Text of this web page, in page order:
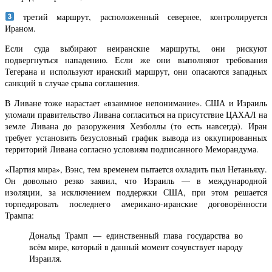
третий маршрут, расположенный севернее, контролируется
Ираном.
Если суда выбирают неиранские маршруты, они рискуют
подвергнуться нападению. Если же они выполняют требования
Тегерана и используют иранский маршрут, они опасаются западных
санкций в случае срыва соглашения.
В Ливане тоже нарастает «взаимное непонимание». США и Израиль
уломали правительство Ливана согласиться на присутствие ЦАХАЛ на
земле Ливана до разоружения Хезболлы (то есть навсегда). Иран
требует установить безусловный график вывода из оккупированных
территорий Ливана согласно условиям подписанного Меморандума.
«Партия мира», Вэнс, тем временем пытается охладить пыл Нетаньяху.
Он довольно резко заявил, что Израиль — в международной
изоляции, за исключением поддержки США, при этом решается
торпедировать последнего американо-иранские договорённости
Трампа:
Дональд Трамп — единственный глава государства во
всём мире, который в данный момент сочувствует народу
Израиля.